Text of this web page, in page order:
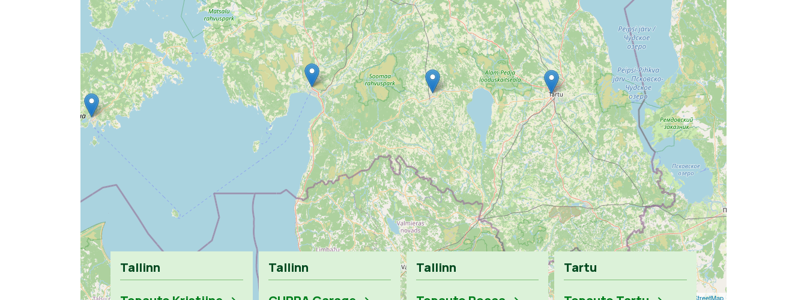
Leaflet OpenStreetMap
Tallinn Tallinn Tallinn Tartu